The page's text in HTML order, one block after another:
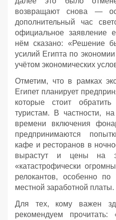
возвращают снова —
дополнительный час
официальное заявление
нём сказано: «Решение
усилий Египта по
учётом экономических
Отметим, что в рамках
Египет планирует
которые стоит
туристам. В частности,
времени включения
предпринимаются
кафе и ресторанов в
вырастут и цены на
«катастрофически
релокантов, особенно
местной заработной платы.
Для тех, кому важен
рекомендуем прочитать: